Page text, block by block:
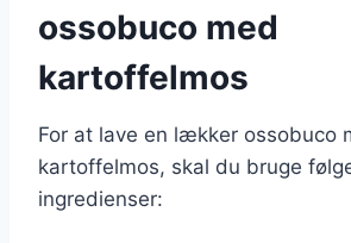
ossobuco med
kartoffelmos
For at lave en lækker ossobuco
kartoffelmos, skal du bruge
ingredienser: